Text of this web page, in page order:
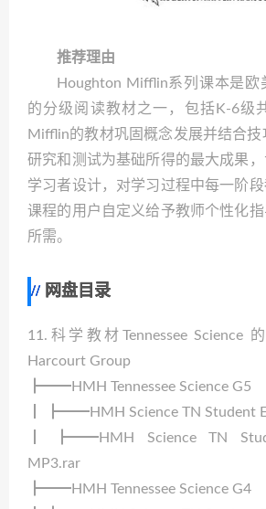
推荐理由
Houghton Mifflin系列课本是欧
的分级阅读教材之一，包括K-6级
Mifflin的教材巩固概念发展并结合
研究和测试为基础所得的最大成果
学习者设计，对学习过程中每一阶段
课程的用户自定义给予教师个性化
所需。
网盘目录
11.科学教材Tennessee Science
Harcourt Group
┣━━HMH Tennessee Science G5
┃ ┣━━HMH Science TN Student
┃ ┣━━HMH Science TN
MP3.rar
┣━━HMH Tennessee Science G4